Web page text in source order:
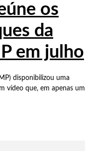
os
da
em julho
disponibilizou uma
vídeo que, em apenas um